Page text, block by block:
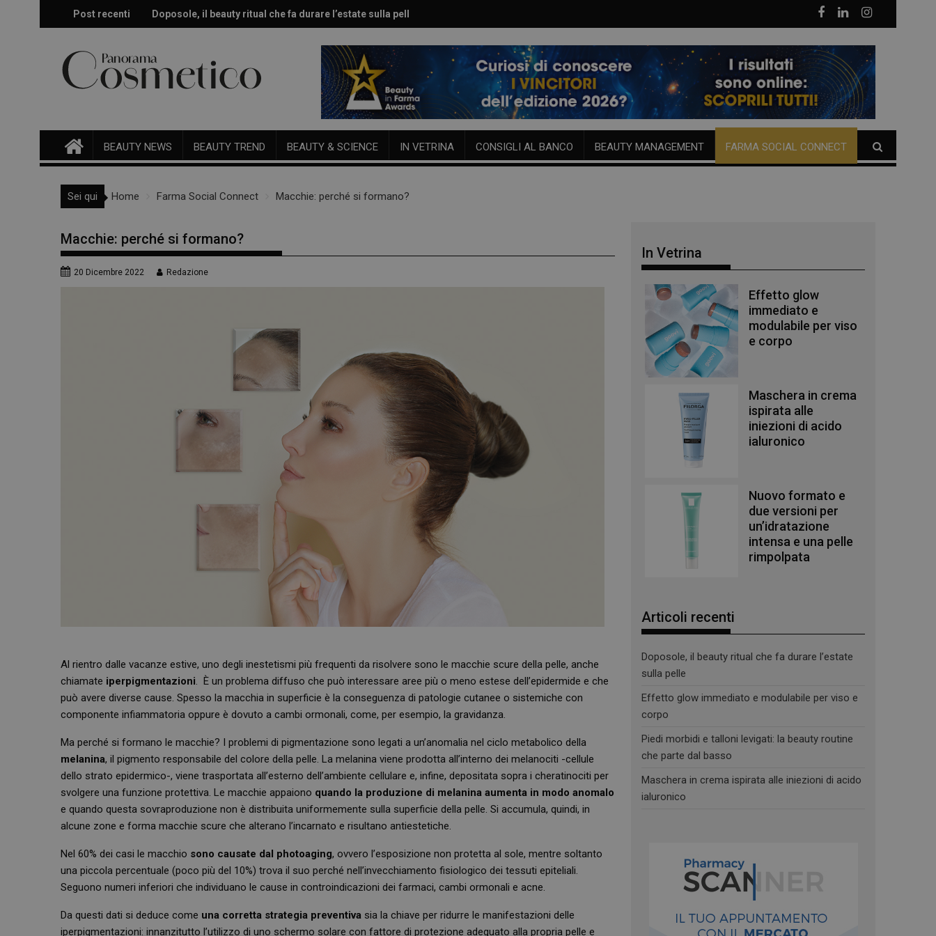
Post recenti Doposole, il beauty ritual che fa durare l’estate sulla pelle
Effetto glow immediato e modulabile per viso e corpo
BEAUTY NEWS BEAUTY TREND BEAUTY & SCIENCE IN VETRINA CONSIGLI AL BANCO BEAUTY MANAGEMENT FARMA SOCIAL CONNECT
Sei qui Home Farma Social Connect Macchie: perché si formano?
Macchie: perché si formano?
20 Dicembre 2022 Redazione
Al rientro dalle vacanze estive, uno degli inestetismi più frequenti da risolvere sono le macchie scure della pelle, anche
chiamate iperpigmentazioni. È un problema diffuso che può interessare aree più o meno estese dell’epidermide e che
può avere diverse cause. Spesso la macchia in superficie è la conseguenza di patologie cutanee o sistemiche con
componente infiammatoria oppure è dovuto a cambi ormonali, come, per esempio, la gravidanza.
Ma perché si formano le macchie? I problemi di pigmentazione sono legati a un’anomalia nel ciclo metabolico della
melanina, il pigmento responsabile del colore della pelle. La melanina viene prodotta all’interno dei melanociti -cellule
dello strato epidermico-, viene trasportata all’esterno dell’ambiente cellulare e, infine, depositata sopra i cheratinociti per
svolgere una funzione protettiva. Le macchie appaiono quando la produzione di melanina aumenta in modo anomalo
e quando questa sovraproduzione non è distribuita uniformemente sulla superficie della pelle. Si accumula, quindi, in
alcune zone e forma macchie scure che alterano l’incarnato e risultano antiestetiche.
Nel 60% dei casi le macchio sono causate dal photoaging, ovvero l’esposizione non protetta al sole, mentre soltanto
una piccola percentuale (poco più del 10%) trova il suo perché nell’invecchiamento fisiologico dei tessuti epiteliali.
Seguono numeri inferiori che individuano le cause in controindicazioni dei farmaci, cambi ormonali e acne.
Da questi dati si deduce come una corretta strategia preventiva sia la chiave per ridurre le manifestazioni delle
iperpigmentazioni: innanzitutto l’utilizzo di uno schermo solare con fattore di protezione adeguato alla propria pelle e
In Vetrina
Effetto glow
immediato e
modulabile per viso
e corpo
Maschera in crema
ispirata alle
iniezioni di acido
ialuronico
Nuovo formato e
due versioni per
un’idratazione
intensa e una pelle
rimpolpata
Articoli recenti
Doposole, il beauty ritual che fa durare l’estate
sulla pelle
Effetto glow immediato e modulabile per viso e
corpo
Piedi morbidi e talloni levigati: la beauty routine
che parte dal basso
Maschera in crema ispirata alle iniezioni di acido
ialuronico